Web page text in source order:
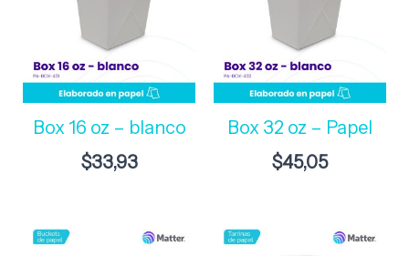
Box 16 oz – blanco
$33,93
Box 32 oz – Papel
$45,05